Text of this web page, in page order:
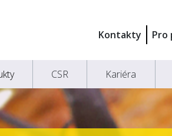
Kontakty Pro
CSR Kariéra